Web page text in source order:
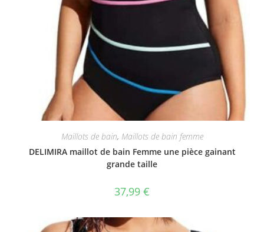
Maillots de bain, Maillots de bain femme
DELIMIRA maillot de bain Femme une pièce gainant
grande taille
37,99 €